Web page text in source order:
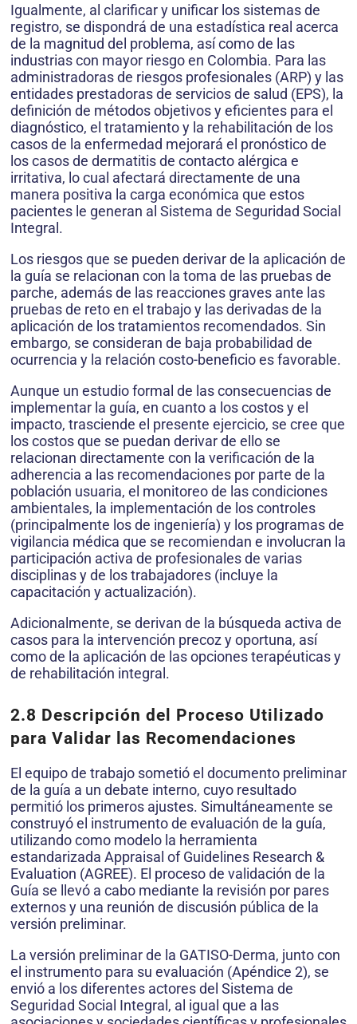
Igualmente, al clarificar y unificar los sistemas de
registro, se dispondrá de una estadística real acerca
de la magnitud del problema, así como de las
industrias con mayor riesgo en Colombia. Para las
administradoras de riesgos profesionales (ARP) y las
entidades prestadoras de servicios de salud (EPS), la
definición de métodos objetivos y eficientes para el
diagnóstico, el tratamiento y la rehabilitación de los
casos de la enfermedad mejorará el pronóstico de
los casos de dermatitis de contacto alérgica e
irritativa, lo cual afectará directamente de una
manera positiva la carga económica que estos
pacientes le generan al Sistema de Seguridad Social
Integral.
Los riesgos que se pueden derivar de la aplicación de
la guía se relacionan con la toma de las pruebas de
parche, además de las reacciones graves ante las
pruebas de reto en el trabajo y las derivadas de la
aplicación de los tratamientos recomendados. Sin
embargo, se consideran de baja probabilidad de
ocurrencia y la relación costo-beneficio es favorable.
Aunque un estudio formal de las consecuencias de
implementar la guía, en cuanto a los costos y el
impacto, trasciende el presente ejercicio, se cree que
los costos que se puedan derivar de ello se
relacionan directamente con la verificación de la
adherencia a las recomendaciones por parte de la
población usuaria, el monitoreo de las condiciones
ambientales, la implementación de los controles
(principalmente los de ingeniería) y los programas de
vigilancia médica que se recomiendan e involucran la
participación activa de profesionales de varias
disciplinas y de los trabajadores (incluye la
capacitación y actualización).
Adicionalmente, se derivan de la búsqueda activa de
casos para la intervención precoz y oportuna, así
como de la aplicación de las opciones terapéuticas y
de rehabilitación integral.
2.8 Descripción del Proceso Utilizado
para Validar las Recomendaciones
El equipo de trabajo sometió el documento preliminar
de la guía a un debate interno, cuyo resultado
permitió los primeros ajustes. Simultáneamente se
construyó el instrumento de evaluación de la guía,
utilizando como modelo la herramienta
estandarizada Appraisal of Guidelines Research &
Evaluation (AGREE). El proceso de validación de la
Guía se llevó a cabo mediante la revisión por pares
externos y una reunión de discusión pública de la
versión preliminar.
La versión preliminar de la GATISO-Derma, junto con
el instrumento para su evaluación (Apéndice 2), se
envió a los diferentes actores del Sistema de
Seguridad Social Integral, al igual que a las